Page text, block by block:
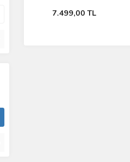
7.499,00 TL
Sepete Ekle